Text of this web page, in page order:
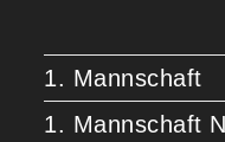
1. Mannschaft
1. Mannschaft